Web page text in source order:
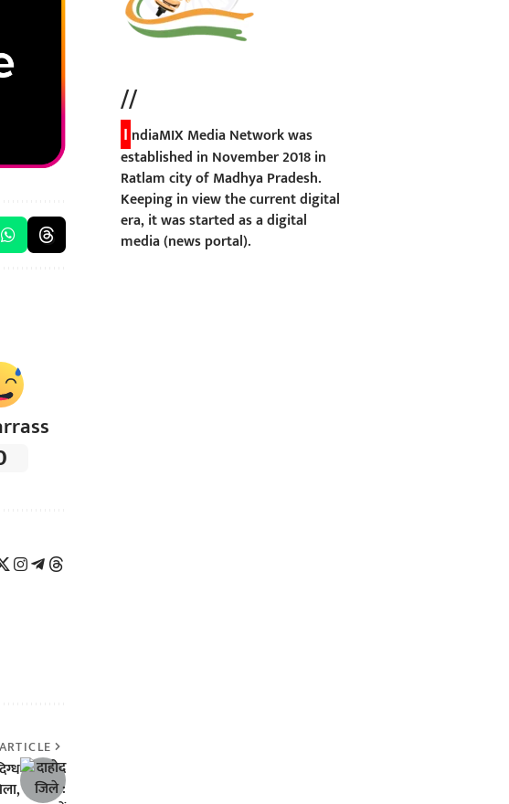
//
I ndiaMIX Media Network was
established in November 2018 in
Ratlam city of Madhya Pradesh.
Keeping in view the current digital
era, it was started as a digital
media (news portal).